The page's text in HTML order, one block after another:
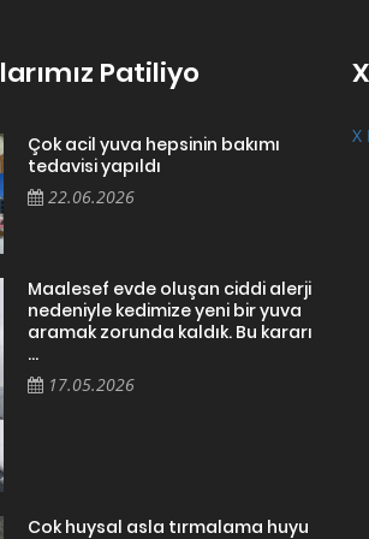
Patiliyo
Çok acil yuva hepsinin bakımı
tedavisi yapıldı
22.06.2026
Maalesef evde oluşan ciddi alerji
nedeniyle kedimize yeni bir yuva
aramak zorunda kaldık. Bu kararı
...
17.05.2026
Cok huysal asla tırmalama huyu
X